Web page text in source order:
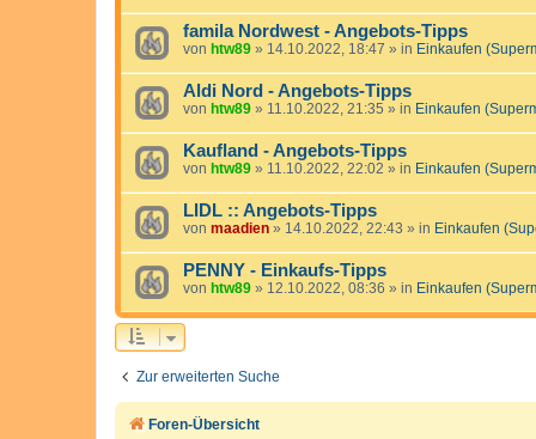
famila Nordwest - Angebots-Tipps
von htw89 » 14.10.2022, 18:47 » in Einkaufen
Aldi Nord - Angebots-Tipps
von htw89 » 11.10.2022, 21:35 » in Einkaufen
Kaufland - Angebots-Tipps
von htw89 » 11.10.2022, 22:02 » in Einkaufen
LIDL :: Angebots-Tipps
von maadien » 14.10.2022, 22:43 » in Einkaufen
PENNY - Einkaufs-Tipps
von htw89 » 12.10.2022, 08:36 » in Einkaufen
Zur erweiterten Suche
Foren-Übersicht